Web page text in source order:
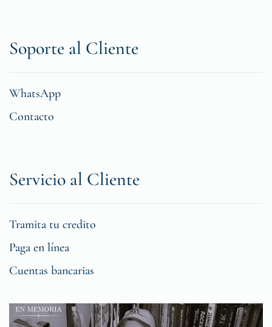
Soporte al Cliente
WhatsApp
Contacto
Servicio al Cliente
Tramita tu credito
Paga en línea
Cuentas bancarias